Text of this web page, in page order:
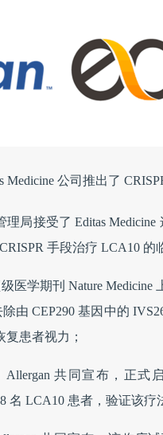
公司推出了
局接受了 Editas Medicine
手段治疗 LCA10 的
医学期刊 Nature
由 CEP290 基因中的
患者视力；
Allergan 共同宣布，正式
名 LCA10 患者，验证该疗